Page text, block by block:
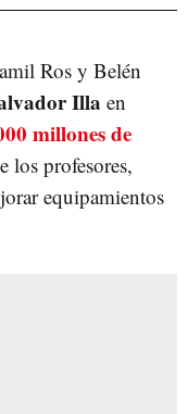
Ros y Belén
Illa en
millones de
los profesores,
equipamientos